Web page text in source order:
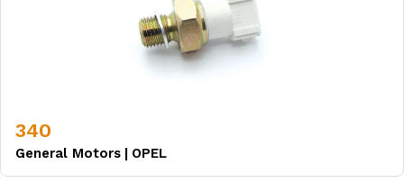
340
General Motors | OPEL